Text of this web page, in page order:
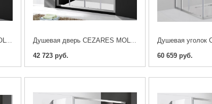
42 723 руб.
60 659 руб.